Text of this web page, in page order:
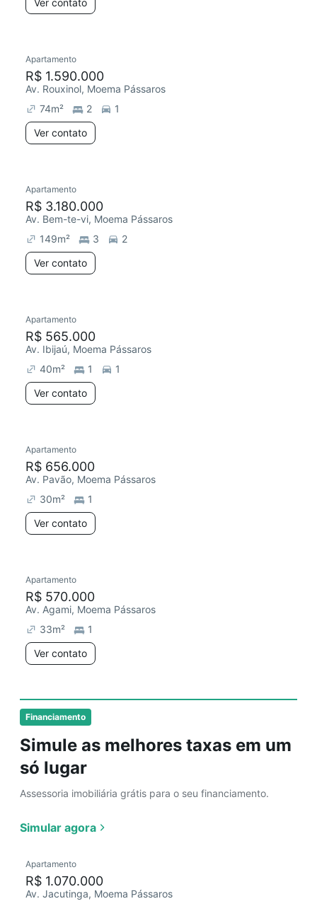
Financiamento
Simule as melhores taxas em um
só lugar
Assessoria imobiliária grátis para o seu financiamento.
Simular agora
Ver contato
Apartamento
R$ 1.590.000
Av. Rouxinol, Moema Pássaros
74m² 2
1
Ver contato
Apartamento
R$ 3.180.000
Av. Bem-te-vi, Moema Pássaros
149m² 3
2
Ver contato
Apartamento
R$ 565.000
Av. Ibijaú, Moema Pássaros
40m² 1
1
Ver contato
Apartamento
R$ 656.000
Av. Pavão, Moema Pássaros
30m²
1
Ver contato
Apartamento
R$ 570.000
Av. Agami, Moema Pássaros
33m²
1
Ver contato
Apartamento
R$ 1.070.000
Av. Jacutinga, Moema Pássaros